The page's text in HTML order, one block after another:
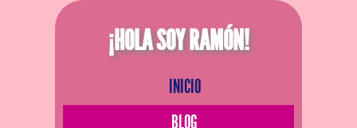
¡HOLA SOY RAMÓN!
INICIO
BLOG